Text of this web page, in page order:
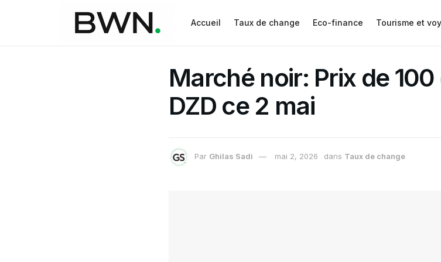
Accueil Taux de change Eco-finance Tourisme et
Marché noir: Prix de
DZD ce 2 mai
Par Ghilas Sadi mai 2, 2026 dans Taux de change